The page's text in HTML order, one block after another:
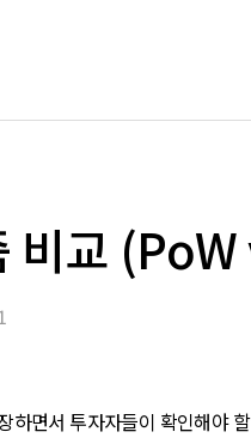
비교
하면서 투자자들이 확인해야